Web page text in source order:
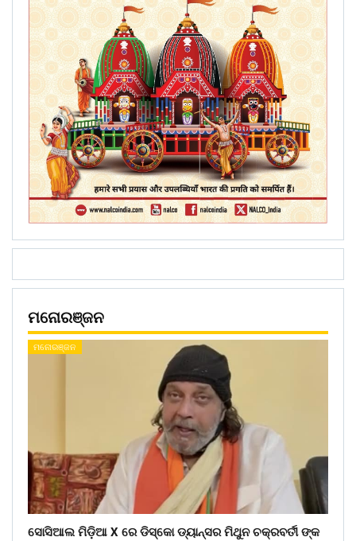
ମନୋରଞ୍ଜନ
ମନୋରଞ୍ଜନ
ସୋସିଆଲ ମିଡ଼ିଆ X ରେ ଡିସ୍କୋ ଡ୍ୟାନ୍ସର ମିଥୁନ ଚକ୍ରବର୍ତୀ ଙ୍କ